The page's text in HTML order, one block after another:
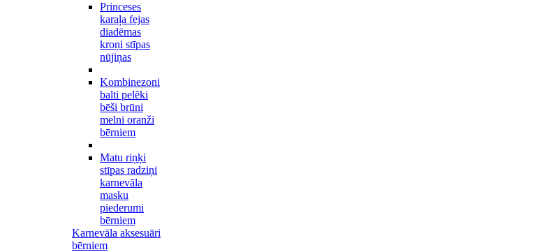
Princeses
karaļa fejas
diadēmas
kroņi stīpas
nūjiņas
Kombinezoni
balti pelēki
bēši brūni
melni oranži
bērniem
Matu riņķi
stīpas radziņi
karnevāla
masku
piederumi
bērniem
Karnevāla aksesuāri
bērniem